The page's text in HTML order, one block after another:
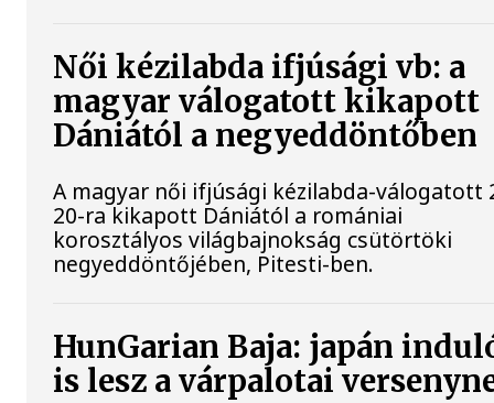
Női kézilabda ifjúsági vb: a
magyar válogatott kikapott
Dániától a negyeddöntőben
A magyar női ifjúsági kézilabda-válogatott
20-ra kikapott Dániától a romániai
korosztályos világbajnokság csütörtöki
negyeddöntőjében, Pitesti-ben.
HunGarian Baja: japán
is lesz a várpalotai